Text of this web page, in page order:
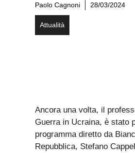
Paolo Cagnoni 28/03/2024
Attualità
Ancora una volta, il
Guerra in Ucraina, è stato
programma diretto da
Repubblica, Stefano